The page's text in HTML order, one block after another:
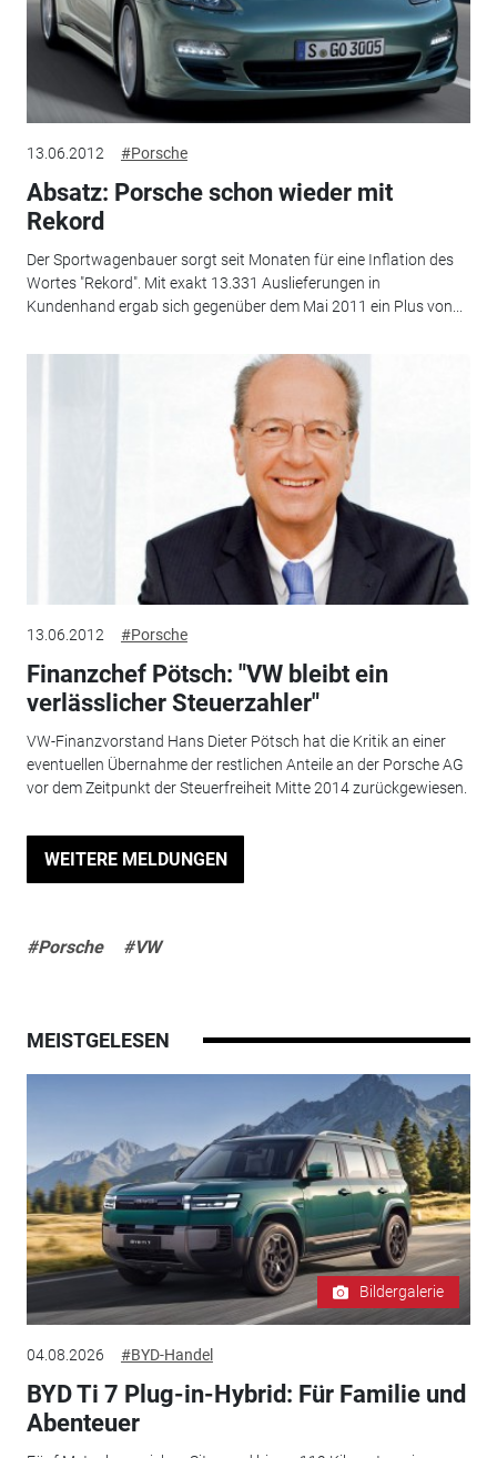
13.06.2012 #Porsche
Absatz: Porsche schon wieder mit
Rekord
Der Sportwagenbauer sorgt seit Monaten für eine Inflation des
Wortes "Rekord". Mit exakt 13.331 Auslieferungen in
Kundenhand ergab sich gegenüber dem Mai 2011 ein Plus von...
13.06.2012 #Porsche
Finanzchef Pötsch: "VW bleibt ein
verlässlicher Steuerzahler"
VW-Finanzvorstand Hans Dieter Pötsch hat die Kritik an einer
eventuellen Übernahme der restlichen Anteile an der Porsche AG
vor dem Zeitpunkt der Steuerfreiheit Mitte 2014 zurückgewiesen.
WEITERE MELDUNGEN
#Porsche #VW
MEISTGELESEN
Bildergalerie
04.08.2026 #BYD-Handel
BYD Ti 7 Plug-in-Hybrid: Für Familie und
Abenteuer